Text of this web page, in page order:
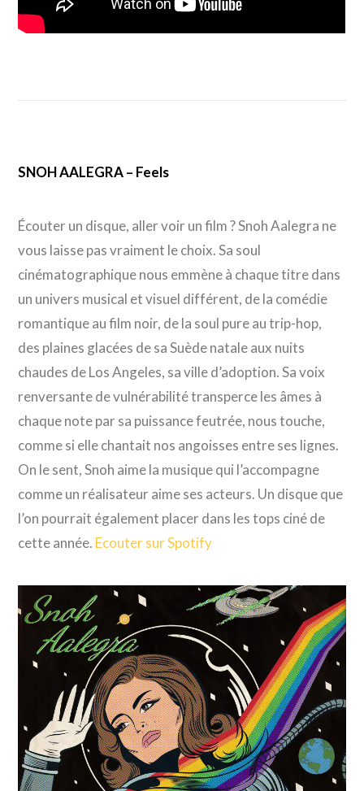
SNOH AALEGRA – Feels
Écouter un disque, aller voir un film ? Snoh Aalegra ne
vous laisse pas vraiment le choix. Sa soul
cinématographique nous emmène à chaque titre dans
un univers musical et visuel différent, de la comédie
romantique au film noir, de la soul pure au trip-hop,
des plaines glacées de sa Suède natale aux nuits
chaudes de Los Angeles, sa ville d’adoption. Sa voix
renversante de vulnérabilité transperce les âmes à
chaque note par sa puissance feutrée, nous touche,
comme si elle chantait nos angoisses entre ses lignes.
On le sent, Snoh aime la musique qui l’accompagne
comme un réalisateur aime ses acteurs. Un disque que
l’on pourrait également placer dans les tops ciné de
cette année. Ecouter sur Spotify